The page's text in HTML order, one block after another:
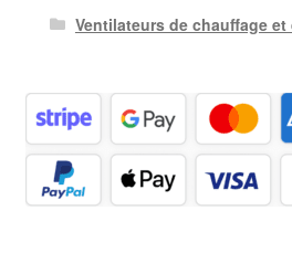
Ventilateurs de chauffage